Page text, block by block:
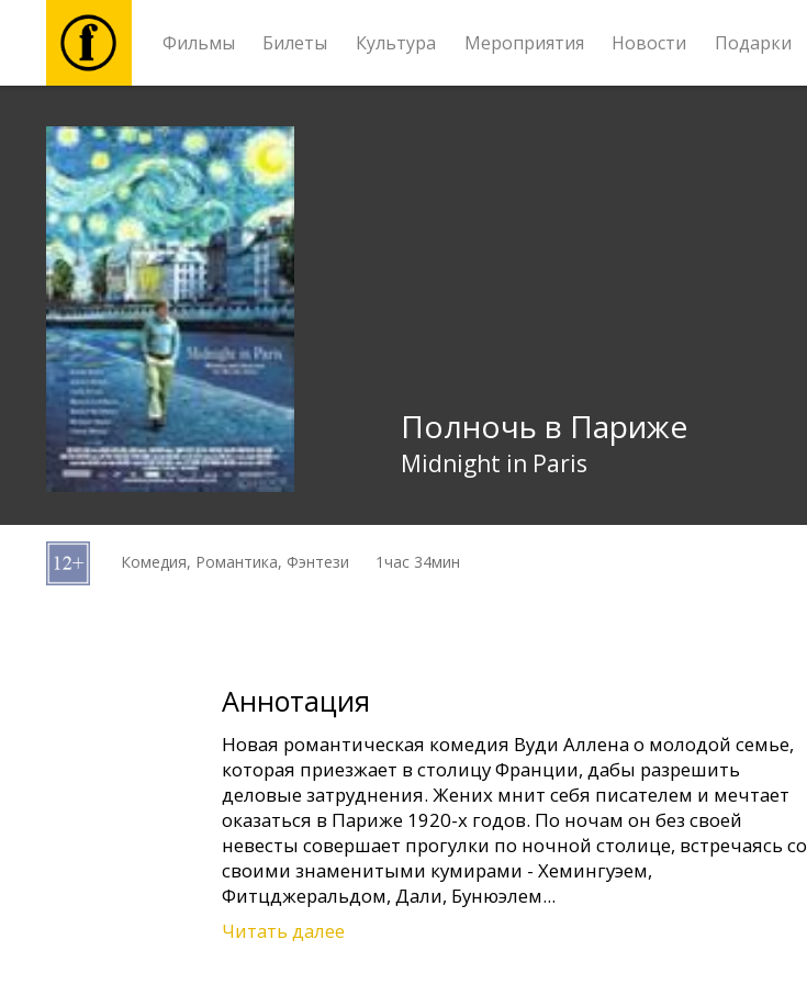
Фильмы Билеты Культура Мероприятия Новости Подарки
Билеты
Культура
Мероприятия
Новости
Подарки
B2B
Полночь в Париже
Midnight in Paris
Комедия, Романтика, Фэнтези 1час 34мин
Аннотация
Новая романтическая комедия Вуди Аллена о молодой семье,
которая приезжает в столицу Франции, дабы разрешить
деловые затруднения. Жених мнит себя писателем и мечтает
оказаться в Париже 1920-х годов. По ночам он без своей
невесты совершает прогулки по ночной столице, встречаясь со
своими знаменитыми кумирами - Хемингуэем,
Фитцджеральдом, Дали, Бунюэлем...
В ролях: Owen Wilson, Rachel McAdams, Kathy Bates, Michael
Читать далее